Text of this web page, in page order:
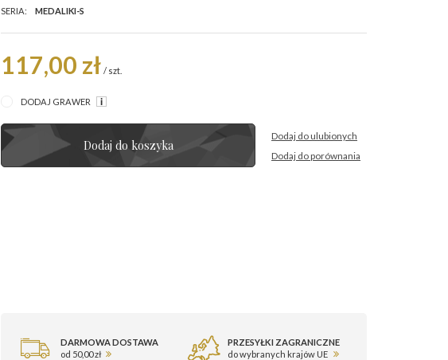
SERIA:
MEDALIKI-S
117,00 zł / szt.
DODAJ GRAWER
Dodaj do koszyka
Dodaj do ulubionych
Dodaj do porównania
DARMOWA DOSTAWA
od 50,00 zł
PRZESYŁKI ZAGRANICZNE
do wybranych krajów UE